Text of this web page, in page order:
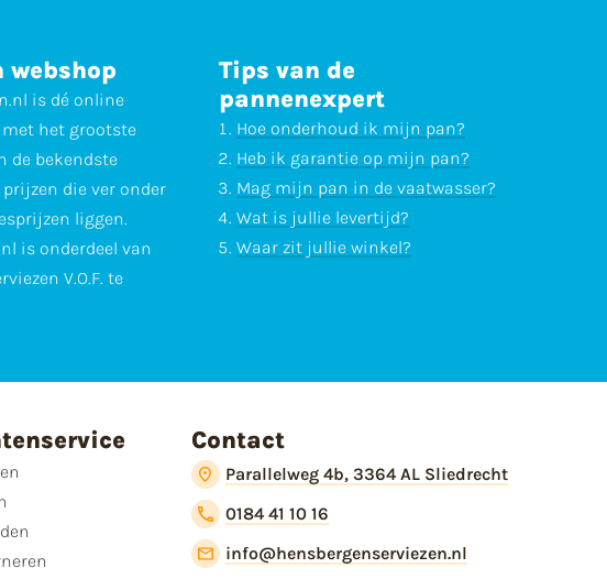
webshop
is dé online
het grootste
de bekendste
die ver onder
liggen.
is onderdeel van
V.O.F. te
Tips van de
pannenexpert
Hoe onderhoud ik mijn pan?
Heb ik garantie op mijn pan?
Mag mijn pan in de vaatwasser?
Wat is jullie levertijd?
Waar zit jullie winkel?
Contact
Parallelweg 4b, 3364 AL Sliedrecht
0184 41 10 16
info@hensbergenserviezen.nl